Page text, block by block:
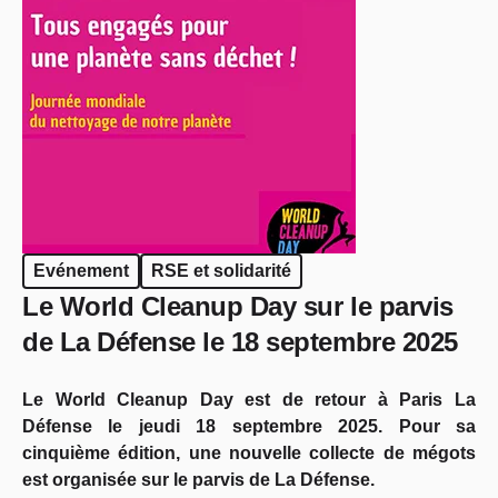
Evénement RSE et solidarité
Le World Cleanup Day sur le parvis
de La Défense le 18 septembre 2025
Le World Cleanup Day est de retour à Paris La
Défense le jeudi 18 septembre 2025. Pour sa
cinquième édition, une nouvelle collecte de mégots
est organisée sur le parvis de La Défense.